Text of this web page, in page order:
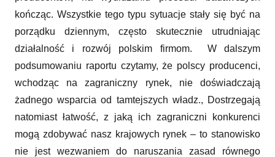
kończąc. Wszystkie tego typu sytuacje stały się być na
porządku dziennym, często skutecznie utrudniając
działalność i rozwój polskim firmom. W dalszym
podsumowaniu raportu czytamy, że polscy producenci,
wchodząc na zagraniczny rynek, nie doświadczają
żadnego wsparcia od tamtejszych władz., Dostrzegają
natomiast łatwość, z jaką ich zagraniczni konkurenci
mogą zdobywać nasz krajowych rynek – to stanowisko
nie jest wezwaniem do naruszania zasad równego